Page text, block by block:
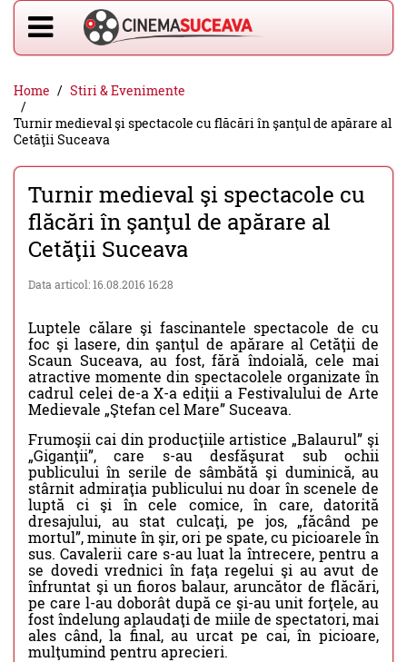
Home
Stiri & Evenimente
Turnir medieval şi spectacole cu flăcări în şanţul de apărare al
Cetăţii Suceava
Turnir medieval şi spectacole cu
flăcări în şanţul de apărare al
Cetăţii Suceava
Data articol: 16.08.2016 16:28
Luptele călare şi fascinantele spectacole de cu
foc şi lasere, din şanţul de apărare al Cetăţii de
Scaun Suceava, au fost, fără îndoială, cele mai
atractive momente din spectacolele organizate în
cadrul celei de-a X-a ediţii a Festivalului de Arte
Medievale „Ştefan cel Mare” Suceava.
Frumoşii cai din producţiile artistice „Balaurul” şi
„Giganţii”, care s-au desfăşurat sub ochii
publicului în serile de sâmbătă şi duminică, au
stârnit admiraţia publicului nu doar în scenele de
luptă ci şi în cele comice, în care, datorită
dresajului, au stat culcaţi, pe jos, „făcând pe
mortul”, minute în şir, ori pe spate, cu picioarele în
sus. Cavalerii care s-au luat la întrecere, pentru a
se dovedi vrednici în faţa regelui şi au avut de
înfruntat şi un fioros balaur, aruncător de flăcări,
pe care l-au doborât după ce şi-au unit forţele, au
fost îndelung aplaudaţi de miile de spectatori, mai
ales când, la final, au urcat pe cai, în picioare,
mulţumind pentru aprecieri.